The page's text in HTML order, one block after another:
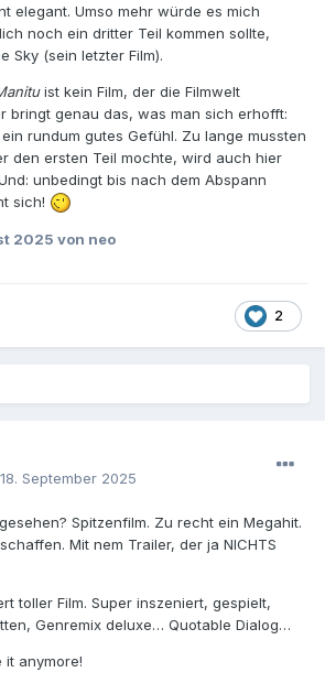
elegant. Umso mehr würde es mich
noch ein dritter Teil kommen sollte,
Sky (sein letzter Film).
ist kein Film, der die Filmwelt
bringt genau das, was man sich erhofft:
rundum gutes Gefühl. Zu lange mussten
den ersten Teil mochte, wird auch hier
unbedingt bis nach dem Abspann
sich!
2025 von neo
2
18. September 2025
Spitzenfilm. Zu recht ein Megahit.
Mit nem Trailer, der ja NICHTS
toller Film. Super inszeniert, gespielt,
Genremix deluxe… Quotable Dialog…
it anymore!